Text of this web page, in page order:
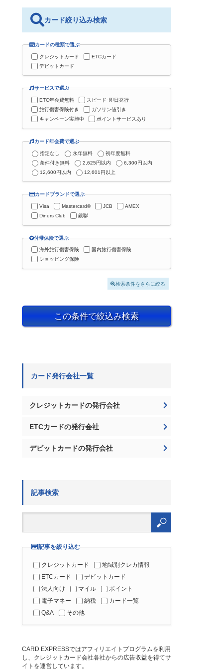
カード絞り込み検索
カードの種類で選ぶ
クレジットカード
ETCカード
デビットカード
サービスで選ぶ
ETC年会費無料
スピード･即日発行
旅行傷害保険付き
ガソリン値引き
キャンペーン実施中
ポイントサービスあり
カード年会費で選ぶ
指定なし 永年無料
初年度無料
条件付き無料
2,625円以内
6,300円以内
12,600円以内
12,601円以上
カードブランドで選ぶ
Visa Mastercard® JCB
AMEX
Diners Club
銀聯
付帯保険で選ぶ
海外旅行傷害保険
国内旅行傷害保険
ショッピング保険
検索条件をさらに絞る
この条件で絞込み検索
カード発行会社一覧
クレジットカードの発行会社
ETCカードの発行会社
デビットカードの発行会社
記事検索
検
記事を絞り込む
クレジットカード
地域別クレカ情報
ETCカード
デビットカード
法人向け
マイル
ポイント
電子マネー
納税
カード一覧
Q&A
その他
CARD EXPRESSではアフィリエイトプログラムを利用
し、クレジットカード会社各社からの広告収益を得てサ
イトを運営しています。